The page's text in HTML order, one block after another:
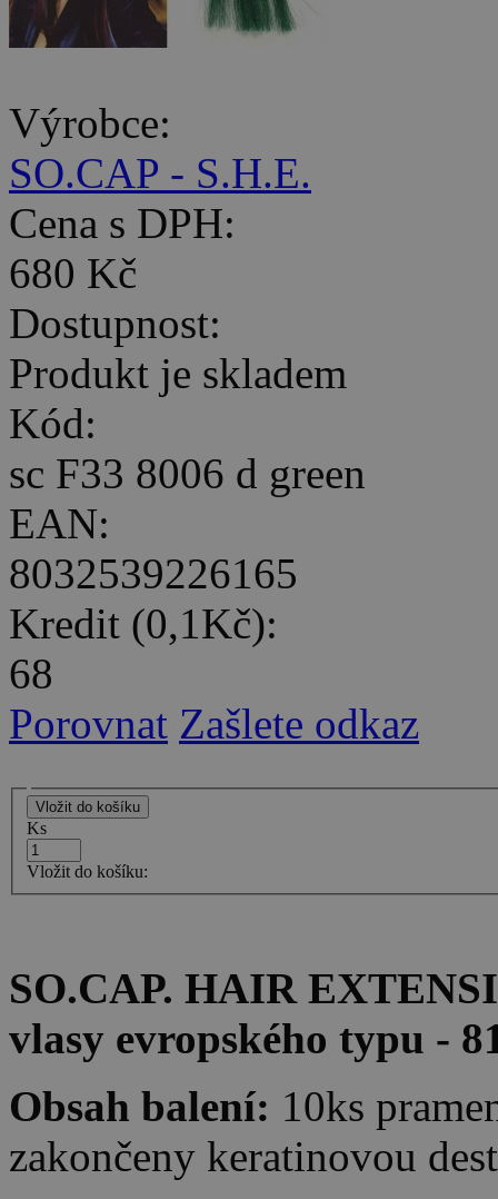
Výrobce:
SO.CAP - S.H.E.
Cena s DPH:
680 Kč
Dostupnost:
Produkt je skladem
Kód:
sc F33 8006 d green
EAN:
8032539226165
Kredit (0,1Kč):
68
Porovnat Zašlete odkaz
Ks
Vložit do košíku:
SO.CAP. HAIR
vlasy evropského typu -
Obsah balení: 10ks
zakončeny keratinovou